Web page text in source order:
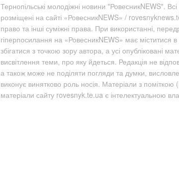
Тернопільські молодіжні новини "РовесникNEWS".
розміщені на сайті «РовесникNEWS» /
право та інші суміжні права. При використанні,
гіперпосилання на «РовесникNEWS» має міститися
збігатися з точкою зору автора, а усі опубліковані
висвітлення теми, про яку йдеться. Редакція не
а також може не поділяти погляди та думки,
виконує винятково роль носія. Матеріали з
матеріали сайту rovesnyk.te.ua є інтелектуальною